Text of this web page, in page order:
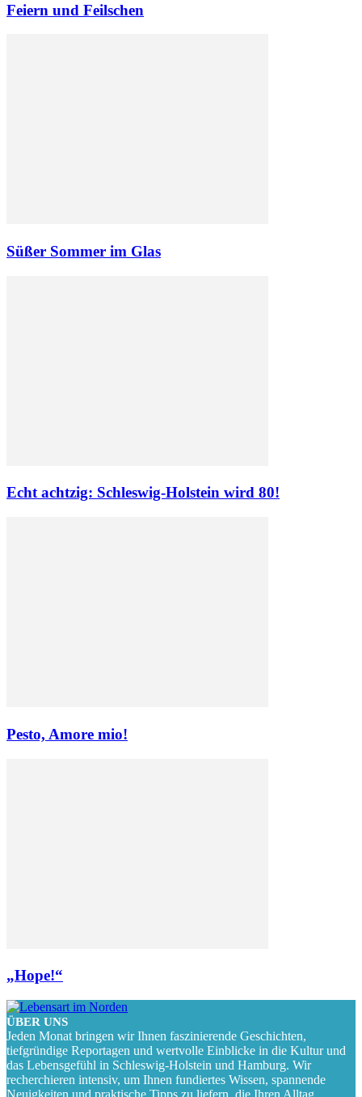
Feiern und Feilschen
Süßer Sommer im Glas
Echt achtzig: Schleswig-Holstein wird 80!
Pesto, Amore mio!
„Hope!“
ÜBER UNS
Jeden Monat bringen wir Ihnen faszinierende Geschichten,
tiefgründige Reportagen und wertvolle Einblicke in die Kultur und
das Lebensgefühl in Schleswig-Holstein und Hamburg. Wir
recherchieren intensiv, um Ihnen fundiertes Wissen, spannende
Neuigkeiten und praktische Tipps zu liefern, die Ihren Alltag